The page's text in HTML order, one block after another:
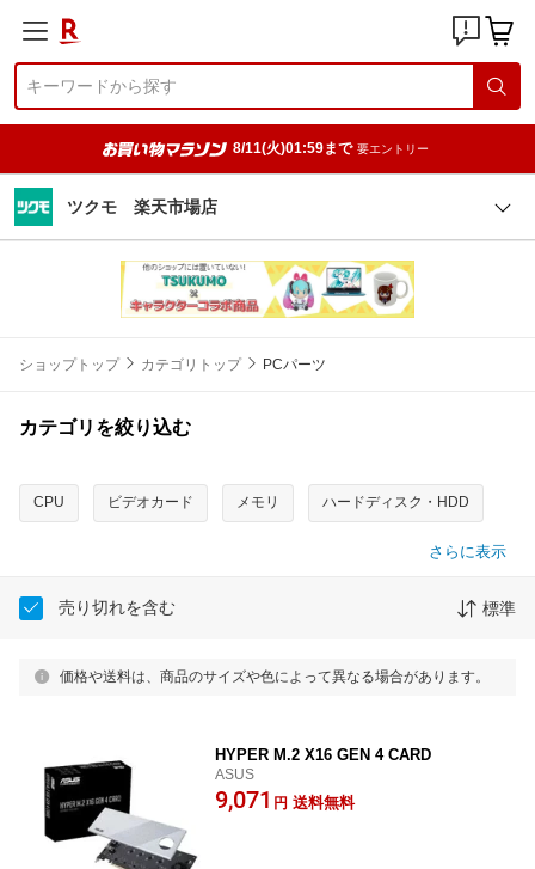
8/11(火)01:59まで 要エントリー
ツクモ 楽天市場店
ショップトップ カテゴリトップ PCパーツ
カテゴリを絞り込む
CPU ビデオカード メモリ ハードディスク・HDD
さらに表示
売り切れを含む 標準
価格や送料は、商品のサイズや色によって異なる場合があります。
HYPER M.2 X16 GEN 4 CARD
ASUS
9,071 円 送料無料